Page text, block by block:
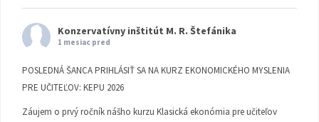
Konzervatívny inštitút M. R. Štefánika
1 mesiac pred
POSLEDNÁ ŠANCA PRIHLÁSIŤ SA NA KURZ EKONOMICKÉHO MYSLENIA
PRE UČITEĽOV: KEPU 2026
Záujem o prvý ročník nášho kurzu Klasická ekonómia pre učiteľov